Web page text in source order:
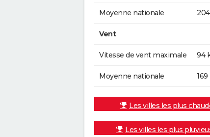
Moyenne nationale
Vent
Vitesse de vent maximale 94
Moyenne nationale
Les villes les plus
Les villes les plus